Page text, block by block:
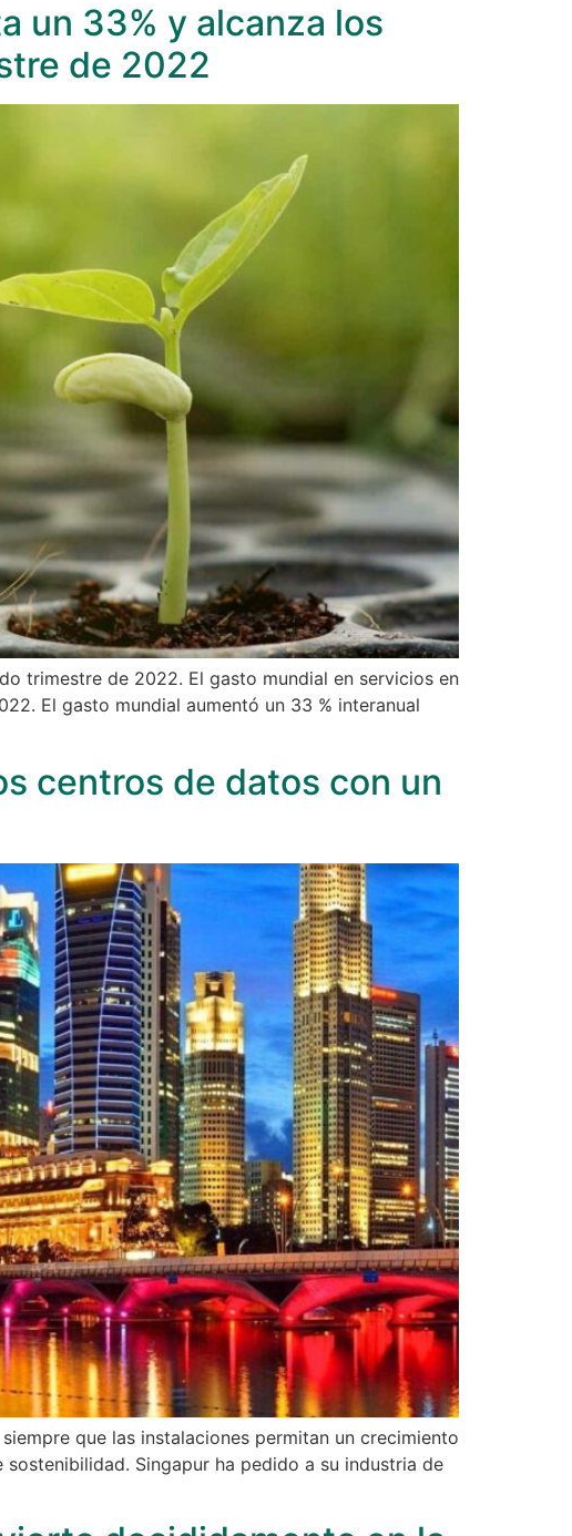
un 33% y alcanza los
de 2022
trimestre de 2022. El gasto mundial en servicios en
El gasto mundial aumentó un 33 % interanual
centros de datos con un
que las instalaciones permitan un crecimiento
Singapur ha pedido a su industria de